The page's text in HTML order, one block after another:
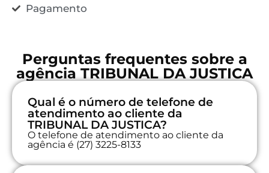
Pagamento
Perguntas frequentes sobre a
agência TRIBUNAL DA JUSTICA
Qual é o número de telefone de
atendimento ao cliente da
TRIBUNAL DA JUSTICA?
O telefone de atendimento ao cliente da
agência é (27) 3225-8133